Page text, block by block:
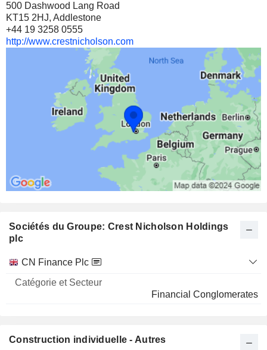
500 Dashwood Lang Road
KT15 2HJ, Addlestone
+44 19 3258 0555
http://www.crestnicholson.com
Sociétés du Groupe: Crest Nicholson Holdings
plc
Nom
Catégorie
Secteur
CN Finance Plc
Financial Conglomerates
Construction individuelle - Autres